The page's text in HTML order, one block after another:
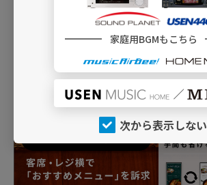
家庭用BGMもこちら
次から表示しない